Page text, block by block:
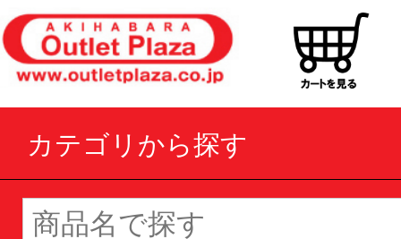
カテゴリから探す